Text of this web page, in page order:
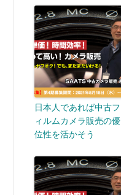
日本人であれば中古フ
ィルムカメラ販売の優
位性を活かそう